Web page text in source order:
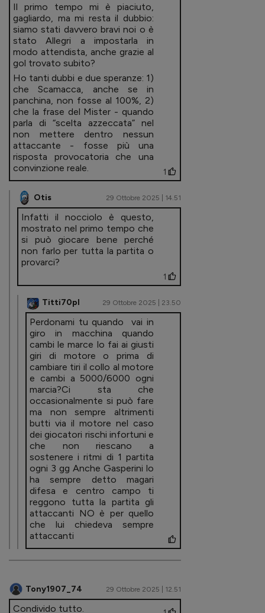
Il primo tempo mi è piaciuto,
gagliardo, ma mi resta il dubbio:
siamo stati davvero bravi noi o è
stato Allegri a impostarla in
modo attendista, anche grazie al
gol trovato subito?
Ho tanti dubbi e due speranze: 1)
che Scamacca, anche se in
panchina, non fosse al 100%, 2)
che la frase del Mister - quando
parla di “scelta azzeccata” nel
non mettere dentro nessun
attaccante - fosse più una
risposta provocatoria che una
convinzione reale.
1
Otis 29 Ottobre 2025 | 14.51
Infatti il nocciolo è questo,
mostrato nel primo tempo che
si può giocare bene perché
non farlo per tutta la partita o
provarci?
1
Titti70pl 29 Ottobre 2025 | 23.50
Perdonami tu quando vai in
giro in macchina quando
cambi le marce lo fai ai giusti
giri di motore o prima di
cambiare tiri il collo al motore
e cambi a 5000/6000 ogni
marcia?Ci sta che
occasionalmente si può fare
ma non sempre altrimenti
butti via il motore nel caso
dei giocatori rischi infortuni e
che non riescano a
sostenere i ritmi di 1 partita
ogni 3 gg Anche Gasperini lo
ha sempre detto magari
difesa e centro campo ti
reggono tutta la partita gli
attaccanti NO è per quello
che lui chiedeva sempre
attaccanti
Tony1907_74 29 Ottobre 2025 | 12.51
Condivido tutto.